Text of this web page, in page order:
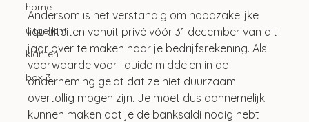
home
uitgelicht
klanten
box 3
Andersom is het verstandig om noodzakelijke
liquiditeiten vanuit privé vóór 31 december van dit
jaar over te maken naar je bedrijfsrekening. Als
voorwaarde voor liquide middelen in de
onderneming geldt dat ze niet duurzaam
overtollig mogen zijn. Je moet dus aannemelijk
kunnen maken dat je de banksaldi nodig hebt